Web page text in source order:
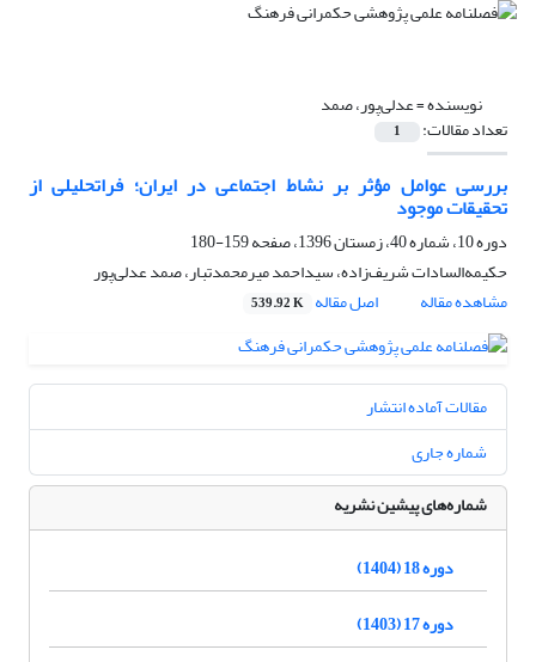
نویسنده =عدلی‌پور، صمد
تعداد مقالات: 1
بررسی عوامل مؤثر بر نشاط اجتماعی در ایران؛ فراتحلیلی از
تحقیقات موجود
دوره 10، شماره 40، زمستان 1396، صفحه
159-180
حکیمه‌السادات شریف‌زاده، سیداحمد میرمحمدتبار، صمد عدلی‌پور
مشاهده مقاله
اصل مقاله 539.92 K
مقالات آماده انتشار
شماره جاری
شماره‌های پیشین نشریه
دوره 18 (1404)
دوره 17 (1403)